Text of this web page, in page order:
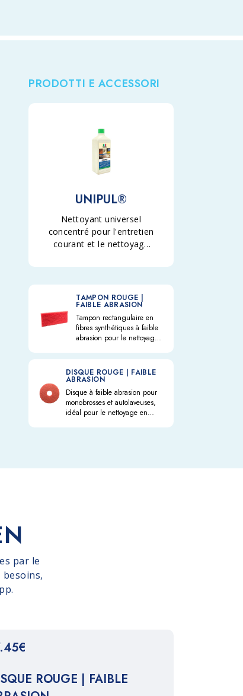
PRODOTTI E ACCESSORI
UNIPUL®
Nettoyant universel
concentré pour l'entretien
courant et le nettoyage
revêtements. Nettoie et
même à faible
concentration, tout en
respectant les matériaux
les plus délicats. Convient
également au nettoyage
après pose et à
l'élimination des dépôts
superficiels de salissures
et de cire d'entretien.
TAMPON ROUGE |
FAIBLE ABRASION
Tampon rectangulaire en
fibres synthétiques à faible
abrasion pour le nettoyage
cuite, pierre, marbre,
agglomérés cimentaires et
bois.
DISQUE ROUGE | FAIBLE
ABRASION
Disque à faible abrasion pour
monobrosses et autolaveuses,
idéal pour le nettoyage en
par le
ROUGE | FAIBLE